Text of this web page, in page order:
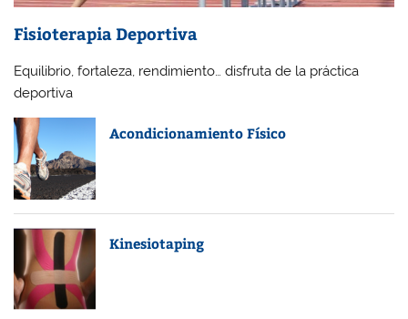
Fisioterapia Deportiva
Equilibrio, fortaleza, rendimiento… disfruta de la práctica
deportiva
Acondicionamiento Físico
Kinesiotaping